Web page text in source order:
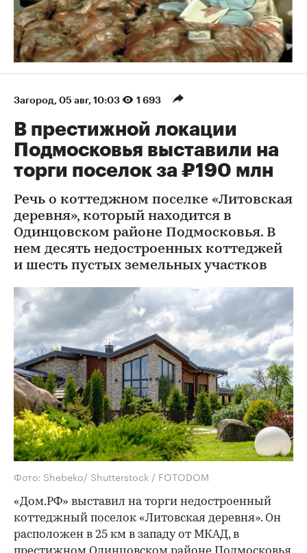
Загород 05 авг, 10:03 1 693
В престижной локации
Подмосковья выставили на
торги поселок за ₽190 млн
Речь о коттеджном поселке «Литовская
деревня», который находится в
Одинцовском районе Подмосковья. В
нем десять недостроенных коттеджей
и шесть пустых земельных участков
Фото: Shebeko/ Shutterstock / FOTODOM
«Дом.РФ» выставил на торги недостроенный
коттеджный поселок «Литовская деревня». Он
расположен в 25 км в западу от МКАД, в